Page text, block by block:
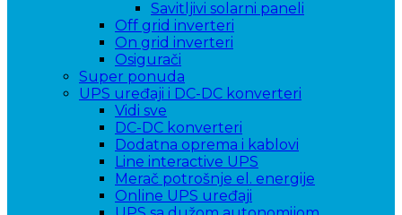
Savitljivi solarni paneli
Off grid inverteri
On grid inverteri
Osigurači
Super ponuda
UPS uređaji i DC-DC konverteri
Vidi sve
DC-DC konverteri
Dodatna oprema i kablovi
Line interactive UPS
Merač potrošnje el. energije
Online UPS uređaji